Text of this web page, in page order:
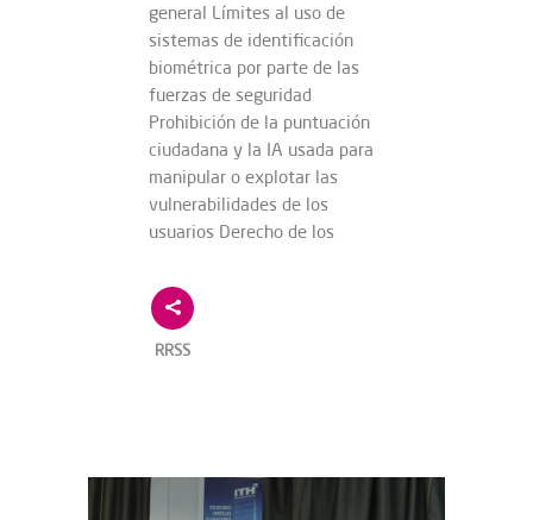
general Límites al uso de
sistemas de identificación
biométrica por parte de las
fuerzas de seguridad
Prohibición de la puntuación
ciudadana y la IA usada para
manipular o explotar las
vulnerabilidades de los
usuarios Derecho de los
RRSS